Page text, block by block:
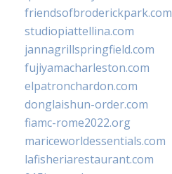
friendsofbroderickpark.com
studiopiattellina.com
jannagrillspringfield.com
fujiyamacharleston.com
elpatronchardon.com
donglaishun-order.com
fiamc-rome2022.org
mariceworldessentials.com
lafisheriarestaurant.com